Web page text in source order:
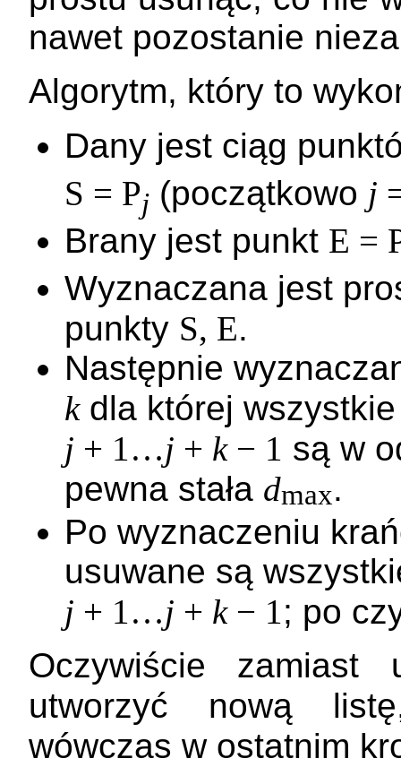
nawet pozostanie
Algorytm, który to
Dany jest ciąg
S = Pj (początkowo j
Brany jest punkt E =
Wyznaczana jest
punkty S, E.
Następnie
kdla której wszystkie
j + 1…j + k− 1 są w
pewna stała dmax.
Po wyznaczeniu
usuwane są
j + 1…j + k− 1; po
Oczywiście zamiast
utworzyć nową
wówczas w ostatnim